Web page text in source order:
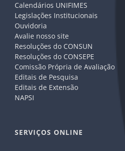
Calendários UNIFIMES
Legislações Institucionais
Ouvidoria
Avalie nosso site
Resoluções do CONSUN
Resoluções do CONSEPE
Comissão Própria de Avaliação
Editais de Pesquisa
Editais de Extensão
NAPSI
SERVIÇOS ONLINE